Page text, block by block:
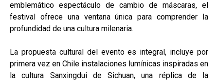
emblemático espectáculo de cambio de máscaras, el
festival ofrece una ventana única para comprender la
profundidad de una cultura milenaria.
La propuesta cultural del evento es integral, incluye por
primera vez en Chile instalaciones lumínicas inspiradas en
la cultura Sanxingdui de Sichuan, una réplica de la